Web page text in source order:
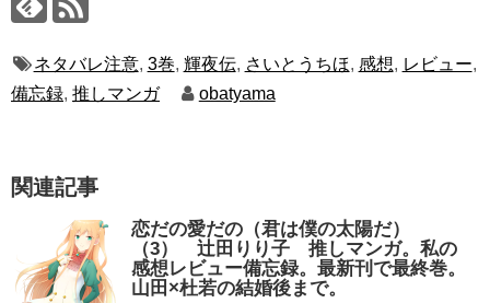
ネタバレ注意, 3巻, 輝夜伝, さいとうちほ, 感想, レビュー,
備忘録, 推しマンガ obatyama
関連記事
恋だの愛だの（君は僕の太陽だ）
（3） 辻田りり子 推しマンガ。私の
感想レビュー備忘録。最新刊で最終巻。
山田×杜若の結婚後まで。